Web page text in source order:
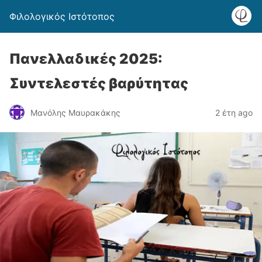
Φιλολογικός Ιστότοπος
Πανελλαδικές 2025:
Συντελεστές βαρύτητας
Μανόλης Μαυρακάκης 2 έτη ago